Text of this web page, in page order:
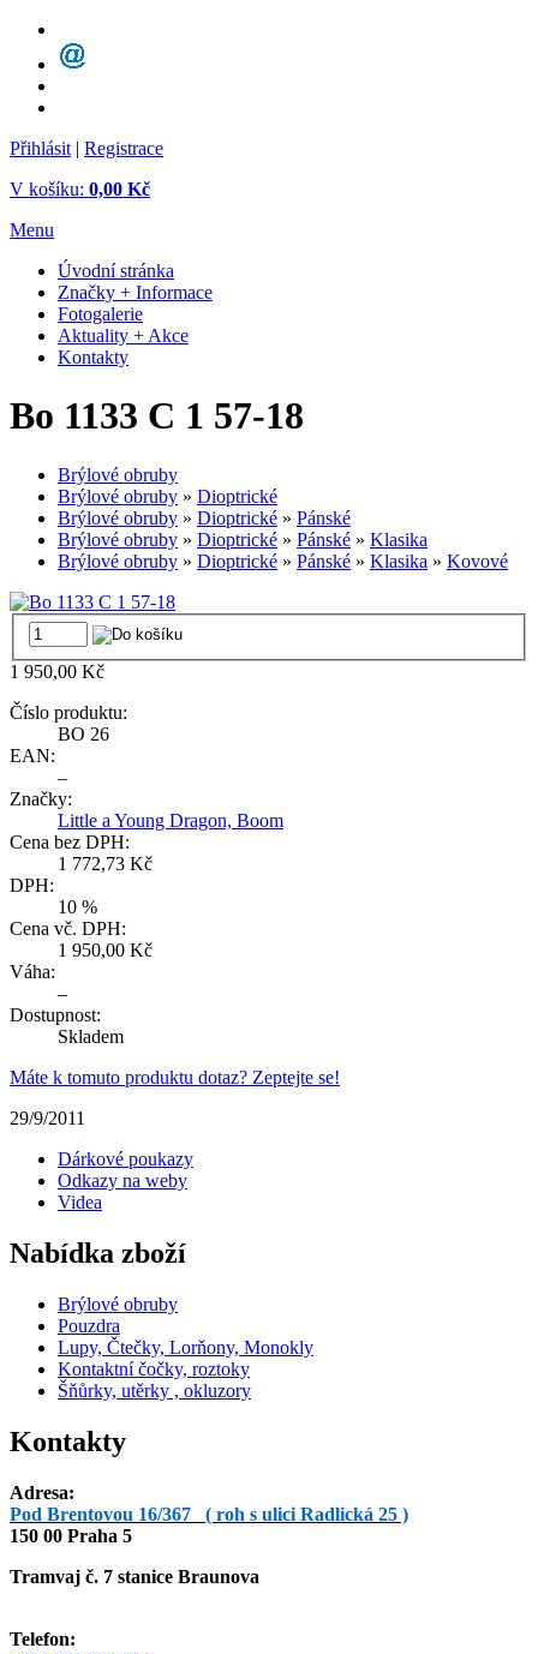
Přihlásit | Registrace
V košíku: 0,00 Kč
Menu
Úvodní stránka
Značky + Informace
Fotogalerie
Aktuality + Akce
Kontakty
Bo 1133 C 1 57-18
Brýlové obruby
Brýlové obruby » Dioptrické
Brýlové obruby » Dioptrické » Pánské
Brýlové obruby » Dioptrické » Pánské » Klasika
Brýlové obruby » Dioptrické » Pánské » Klasika » Kovové
1 950,00 Kč
Číslo produktu:
BO 26
EAN:
–
Značky:
Little a Young Dragon, Boom
Cena bez DPH:
1 772,73 Kč
DPH:
10 %
Cena vč. DPH:
1 950,00 Kč
Váha:
–
Dostupnost:
Skladem
Máte k tomuto produktu dotaz? Zeptejte se!
29/9/2011
Dárkové poukazy
Odkazy na weby
Videa
Nabídka zboží
Brýlové obruby
Pouzdra
Lupy, Čtečky, Lorňony, Monokly
Kontaktní čočky, roztoky
Šňůrky, utěrky , okluzory
Kontakty
Adresa:
Pod Brentovou 16/367 ( roh s ulici Radlická 25 )
150 00 Praha 5
Tramvaj č. 7 stanice Braunova
Telefon: